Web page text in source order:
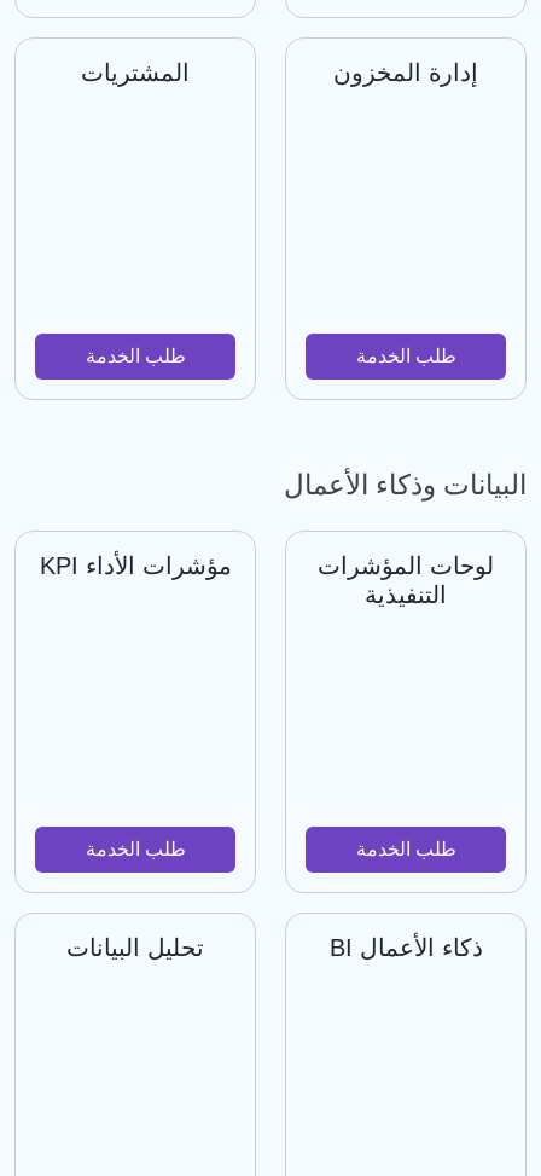
إدارة المخزون
طلب الخدمة
المشتريات
طلب الخدمة
البيانات وذكاء الأعمال
لوحات المؤشرات
التنفيذية
طلب الخدمة
مؤشرات الأداء KPI
طلب الخدمة
ذكاء الأعمال BI تحليل البيانات